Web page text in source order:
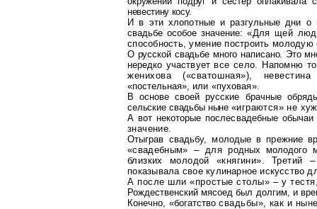
невестину косу.
И в эти хлопотные и разгульные дни
свадьбе особое значение:«Для щей
способность, умение построить
О русской свадьбе много написано. Это
нередко участвуетвсе село. Напомню
женихова («сватошная»),
«постельная», или «пуховая».
В основе своей русские брачные
сельские свадьбы ныне«играются» не
А вот некоторые послесвадебные
значение.
Отыграв свадьбу, молодые в прежние
«свадебным» – для родных молодого
близких молодой «княгини». Третий
показывала своекулинарное искусство
А после шли «простые столы» – у
Рождественский мясоед был долгим, и
Конечно, «богатствосвадьбы», как и